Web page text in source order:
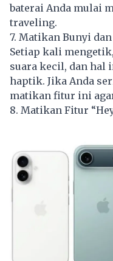
baterai Anda mulai
traveling.
7. Matikan Bunyi
Setiap kali
suara kecil, dan hal
haptik. Jika Anda
matikan fitur ini
8. Matikan Fitur